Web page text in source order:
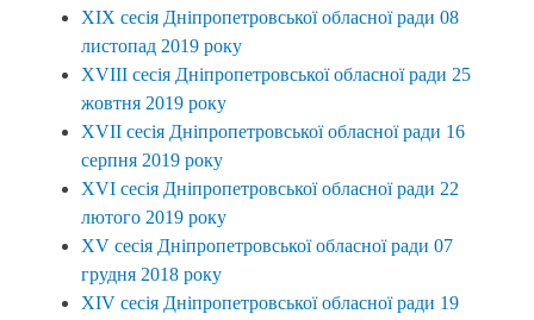
XIX сесія Дніпропетровської обласної ради 08
листопад 2019 року
XVIIІ сесія Дніпропетровської обласної ради 25
жовтня 2019 року
XVII сесія Дніпропетровської обласної ради 16
серпня 2019 року
XVI сесія Дніпропетровської обласної ради 22
лютого 2019 року
XV сесія Дніпропетровської обласної ради 07
грудня 2018 року
XIV сесія Дніпропетровської обласної ради 19